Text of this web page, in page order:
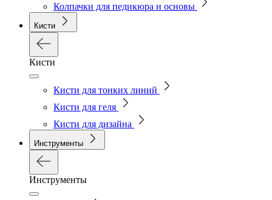
Колпачки для педикюра и основы
Кисти
Кисти
Кисти для тонких линий
Кисти для геля
Кисти для дизайна
Инструменты
Инструменты